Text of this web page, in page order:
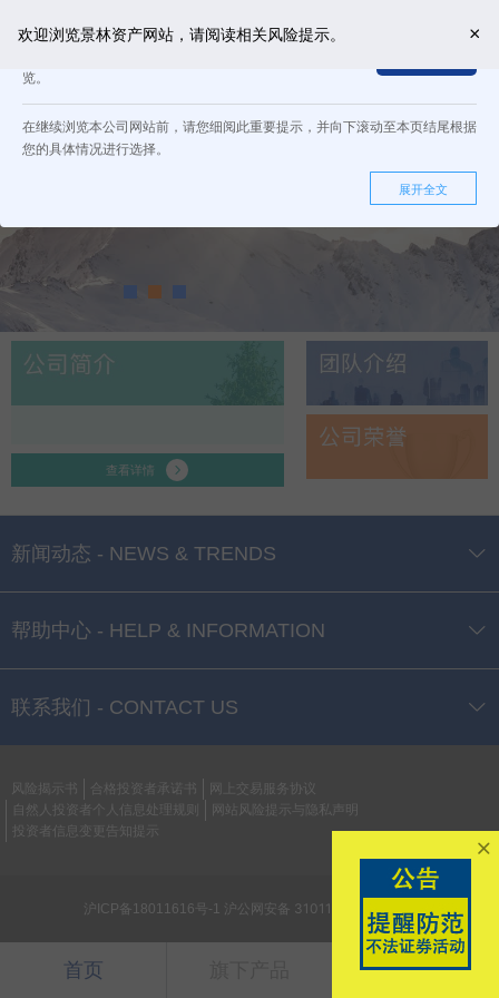
欢迎浏览景林资产网站，请阅读相关风险提示。
我确认我或我所代表的机构是一名“合格投资者”，而且
览。
在继续浏览本公司网站前，请您细阅此重要提示，并向下滚动至本页结尾根据
您的具体情况进行选择。
展开全文
查看详情
新闻动态 - NEWS & TRENDS
帮助中心 - HELP & INFORMATION
联系我们 - CONTACT US
风险揭示书 合格投资者承诺书
网上交易服务协议
自然人投资者个人信息处理规则
网站风险提示与隐私声明
投资者信息变更告知提示
沪ICP备18011616号-1 沪公网安备 31011502018108号
首页 我的账户